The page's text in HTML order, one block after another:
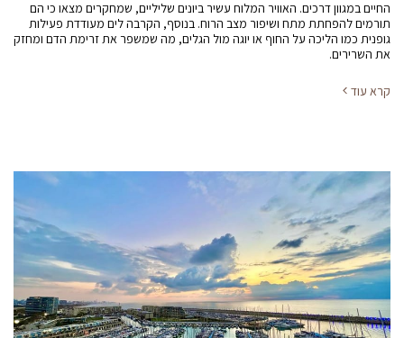
החיים במגוון דרכים. האוויר המלוח עשיר ביונים שליליים, שמחקרים מצאו כי הם
תורמים להפחתת מתח ושיפור מצב הרוח. בנוסף, הקרבה לים מעודדת פעילות
גופנית כמו הליכה על החוף או יוגה מול הגלים, מה שמשפר את זרימת הדם ומחזק
את השרירים.
קרא עוד